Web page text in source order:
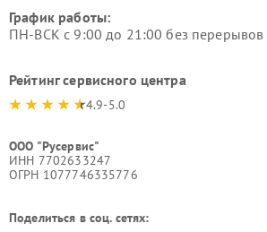
График работы:
ПН-ВСК с 9:00 до 21:00 без
Рейтинг сервисного центра
4.9-5.0
ООО "Русервис"
ИНН 7702633247
ОГРН 1077746335776
Поделиться в соц. сетях: